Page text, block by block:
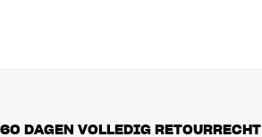
60 DAGEN VOLLEDIG RETOURRECHT